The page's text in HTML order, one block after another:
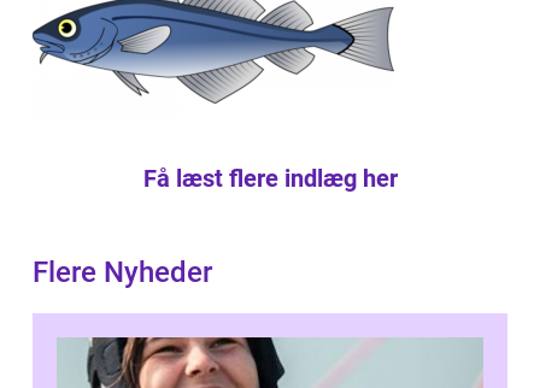
Få læst flere indlæg her
Flere Nyheder